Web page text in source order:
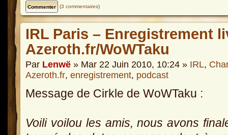
(3 commentaires)
IRL Paris – Enregistrement
Azeroth.fr/WoWTaku
Par Lenwë » Mar 22 Juin 2010, 10:24 » IRL,
Azeroth.fr, enregistrement, podcast
Message de Cirkle de WoWTaku :
Voili voilou les amis, nous avons